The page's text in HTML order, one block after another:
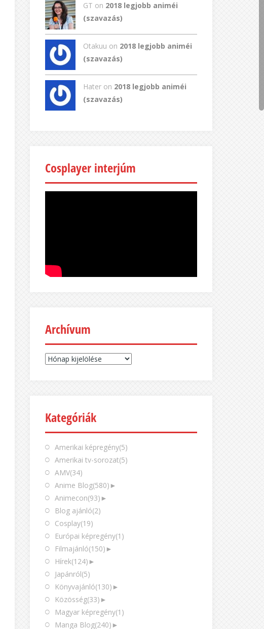
GT on 2018 legjobb animéi
(szavazás)
Otakuu on 2018 legjobb animéi
(szavazás)
Hater on 2018 legjobb animéi
(szavazás)
Cosplayer interjúm
Archívum
Archívum
Kategóriák
Amerikai képregény(5)
Amerikai tv-sorozat(5)
AMV(34)
Anime Blog(580) ►
Animecon(93) ►
Blog ajánló(2)
Cosplay(19)
Európai képregény(1)
Filmajánló(150) ►
Hírek(124) ►
Japánról(5)
Könyvajánló(130) ►
Közösség(33) ►
Magyar képregény(1)
Manga Blog(240) ►